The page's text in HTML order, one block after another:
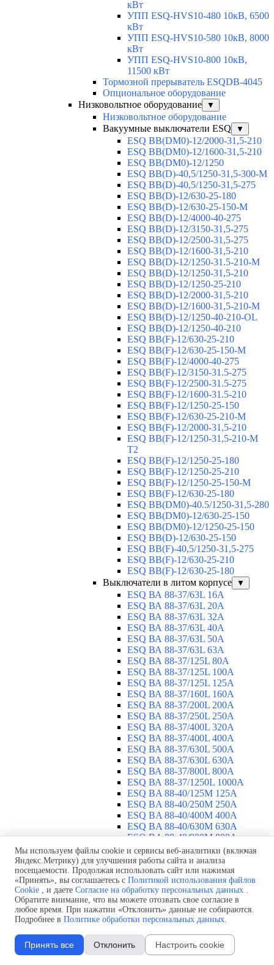
кВт
УПП ESQ-HVS10-480 10кВ, 6500
кВт
УПП ESQ-HVS10-580 10кВ, 8000
кВт
УПП ESQ-HVS10-800 10кВ,
11500 кВт
Тормозной прерыватель ESQDB-4045
Опциональное оборудование
Низковольтное оборудование
▼
Низковольтное оборудование
Вакуумные выключатели ESQ
▼
ESQ ВВ(DM0)-12/2000-31,5-210
ESQ ВВ(DM0)-12/1600-31,5-210
ESQ ВВ(DM0)-12/1250
ESQ ВВ(D)-40,5/1250-31,5-300-М
ESQ ВВ(D)-40,5/1250-31,5-275
ESQ ВВ(D)-12/630-25-180
ESQ ВВ(D)-12/630-25-150-М
ESQ ВВ(D)-12/4000-40-275
ESQ ВВ(D)-12/3150-31,5-275
ESQ ВВ(D)-12/2500-31,5-275
ESQ ВВ(D)-12/1600-31,5-210
ESQ ВВ(D)-12/1250-31.5-210-М
ESQ ВВ(D)-12/1250-31,5-210
ESQ ВВ(D)-12/1250-25-210
ESQ BB(D)-12/2000-31,5-210
ESQ BB(D)-12/1600-31,5-210-М
ESQ BB(D)-12/1250-40-210-OL
ESQ BB(D)-12/1250-40-210
ESQ ВВ(F)-12/630-25-210
ESQ ВВ(F)-12/630-25-150-М
ESQ ВВ(F)-12/4000-40-275
ESQ ВВ(F)-12/3150-31.5-275
ESQ ВВ(F)-12/2500-31.5-275
ESQ ВВ(F)-12/1600-31.5-210
ESQ ВВ(F)-12/1250-25-150
ESQ BB(F)-12/630-25-210-М
ESQ BB(F)-12/2000-31,5-210
ESQ BB(F)-12/1250-31,5-210-М
T2
ESQ BB(F)-12/1250-25-180
ESQ ВВ(F)-12/1250-25-210
ESQ ВВ(F)-12/1250-25-150-М
ESQ BB(F)-12/630-25-180
ESQ ВВ(DM0)-40.5/1250-31,5-280
ESQ ВВ(DM0)-12/630-25-150
ESQ ВВ(DM0)-12/1250-25-150
ESQ BB(D)-12/630-25-150
ESQ ВВ(F)-40,5/1250-31,5-275
ESQ ВВ(F)-12/630-25-210
ESQ ВВ(F)-12/630-25-180
Выключатели в литом корпусе
▼
ESQ ВА 88-37/63L 16A
ESQ ВА 88-37/63L 20A
ESQ ВА 88-37/63L 32A
ESQ ВА 88-37/63L 40A
ESQ ВА 88-37/63L 50A
ESQ ВА 88-37/63L 63A
ESQ ВА 88-37/125L 80A
ESQ ВА 88-37/125L 100A
ESQ ВА 88-37/125L 125A
ESQ ВА 88-37/160L 160A
ESQ ВА 88-37/200L 200A
ESQ ВА 88-37/250L 250A
ESQ ВА 88-37/400L 320A
ESQ ВА 88-37/400L 400A
ESQ ВА 88-37/630L 500A
ESQ ВА 88-37/630L 630A
ESQ ВА 88-37/800L 800A
ESQ ВА 88-37/1250L 1000A
ESQ BA 88-40/125M 125A
ESQ BA 88-40/250M 250A
ESQ BA 88-40/400M 400A
ESQ BA 88-40/630М 630A
ESQ BA 88-40/800M 800A
ESQ BA 88-40/1250М 1250A
Воздушные автоматические
выключатели ▼
ESQ ВА99-40B 3F M2C2S2 M
2500A
ESQ ВА99-40A 3F M2C2S2 М
800A
630A
ESQ ВА99-40A 3F M2C2S2 М
Мы используем файлы cookie и сервисы веб-аналитики (включая
Яндекс.Метрику) для улучшения работы сайта и анализа
посещаемости. Продолжая использовать сайт или нажимая
«Принять», вы соглашаетесь с Политикой использования файлов
Cookie , и даете Согласие на обработку персональных данных .
Обратите внимание, что вы можете отозвать свое согласие в
любое время. При нажатии «Отклонить» данные не собираются.
Подробнее в Политике обработки персональных данных.
Принять все Отклонить Настроить cookie